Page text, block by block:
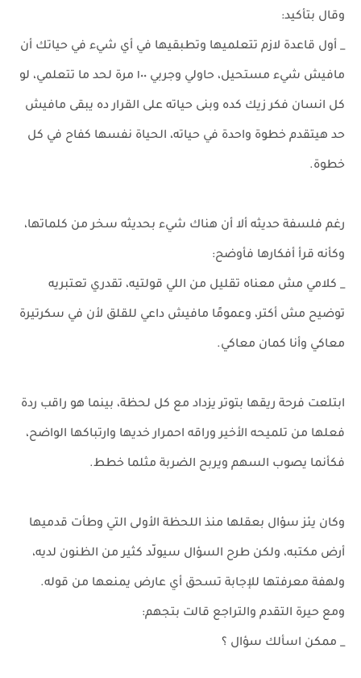
وقال بتأكيد:
_ أول قاعدة لازم تتعلميها وتطبقيها في أي شيء في حياتك أن
مافيش شيء مستحيل، حاولي وجربي ١٠٠ مرة لحد ما تتعلمي، لو
كل انسان فكر زيك كده وبنى حياته على القرار ده يبقى مافيش
حد هيتقدم خطوة واحدة في حياته، الحياة نفسها كفاح في كل
خطوة.
رغم فلسفة حديثه ألا أن هناك شيء بحديثه سخر من كلماتها،
وكأنه قرأ أفكارها فأوضح:
_ كلامي مش معناه تقليل من اللي قولتيه، تقدري تعتبريه
توضيح مش أكتر، وعمومًا مافيش داعي للقلق لأن في سكرتيرة
معاكي وأنا كمان معاكي.
ابتلعت فرحة ريقها بتوتر يزداد مع كل لحظة، بينما هو راقب ردة
فعلها من تلميحه الأخير وراقه احمرار خديها وارتباكها الواضح،
فكأنما يصوب السهم ويربح الضربة مثلما خطط.
وكان يئز سؤال بعقلها منذ اللحظة الأولى التي وطأت قدميها
أرض مكتبه، ولكن طرح السؤال سيولّد كثير من الظنون لديه،
ولهفة معرفتها للإجابة تسحق أي عارض يمنعها من قوله.
ومع حيرة التقدم والتراجع قالت بتجهم:
_ ممكن اسألك سؤال ؟